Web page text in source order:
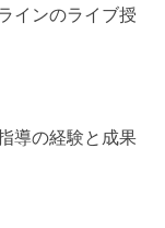
インのライブ授
導の経験と成果